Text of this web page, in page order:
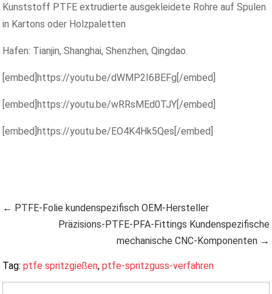
Kunststoff PTFE extrudierte ausgekleidete Rohre auf Spulen
in Kartons oder Holzpaletten
Hafen: Tianjin, Shanghai, Shenzhen, Qingdao.
[embed]https://youtu.be/dWMP2I6BEFg[/embed]
[embed]https://youtu.be/wRRsMEd0TJY[/embed]
[embed]https://youtu.be/EO4K4Hk5Qes[/embed]
← PTFE-Folie kundenspezifisch OEM-Hersteller
Präzisions-PTFE-PFA-Fittings Kundenspezifische
mechanische CNC-Komponenten →
Tag:ptfe spritzgießen,ptfe-spritzguss-verfahren